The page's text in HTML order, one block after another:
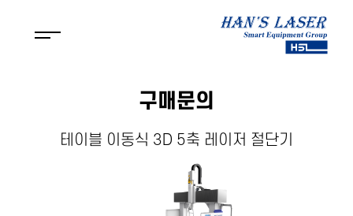
구매문의
테이블 이동식 3D 5축 레이저 절단기